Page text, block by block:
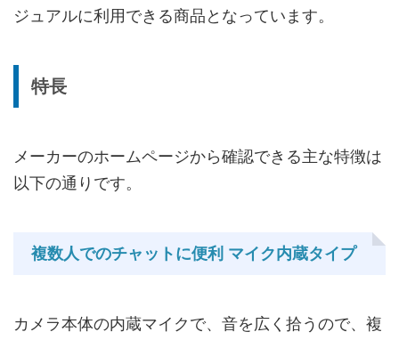
ジュアルに利用できる商品となっています。
特長
メーカーのホームページから確認できる主な特徴は
以下の通りです。
複数人でのチャットに便利 マイク内蔵タイプ
カメラ本体の内蔵マイクで、音を広く拾うので、複